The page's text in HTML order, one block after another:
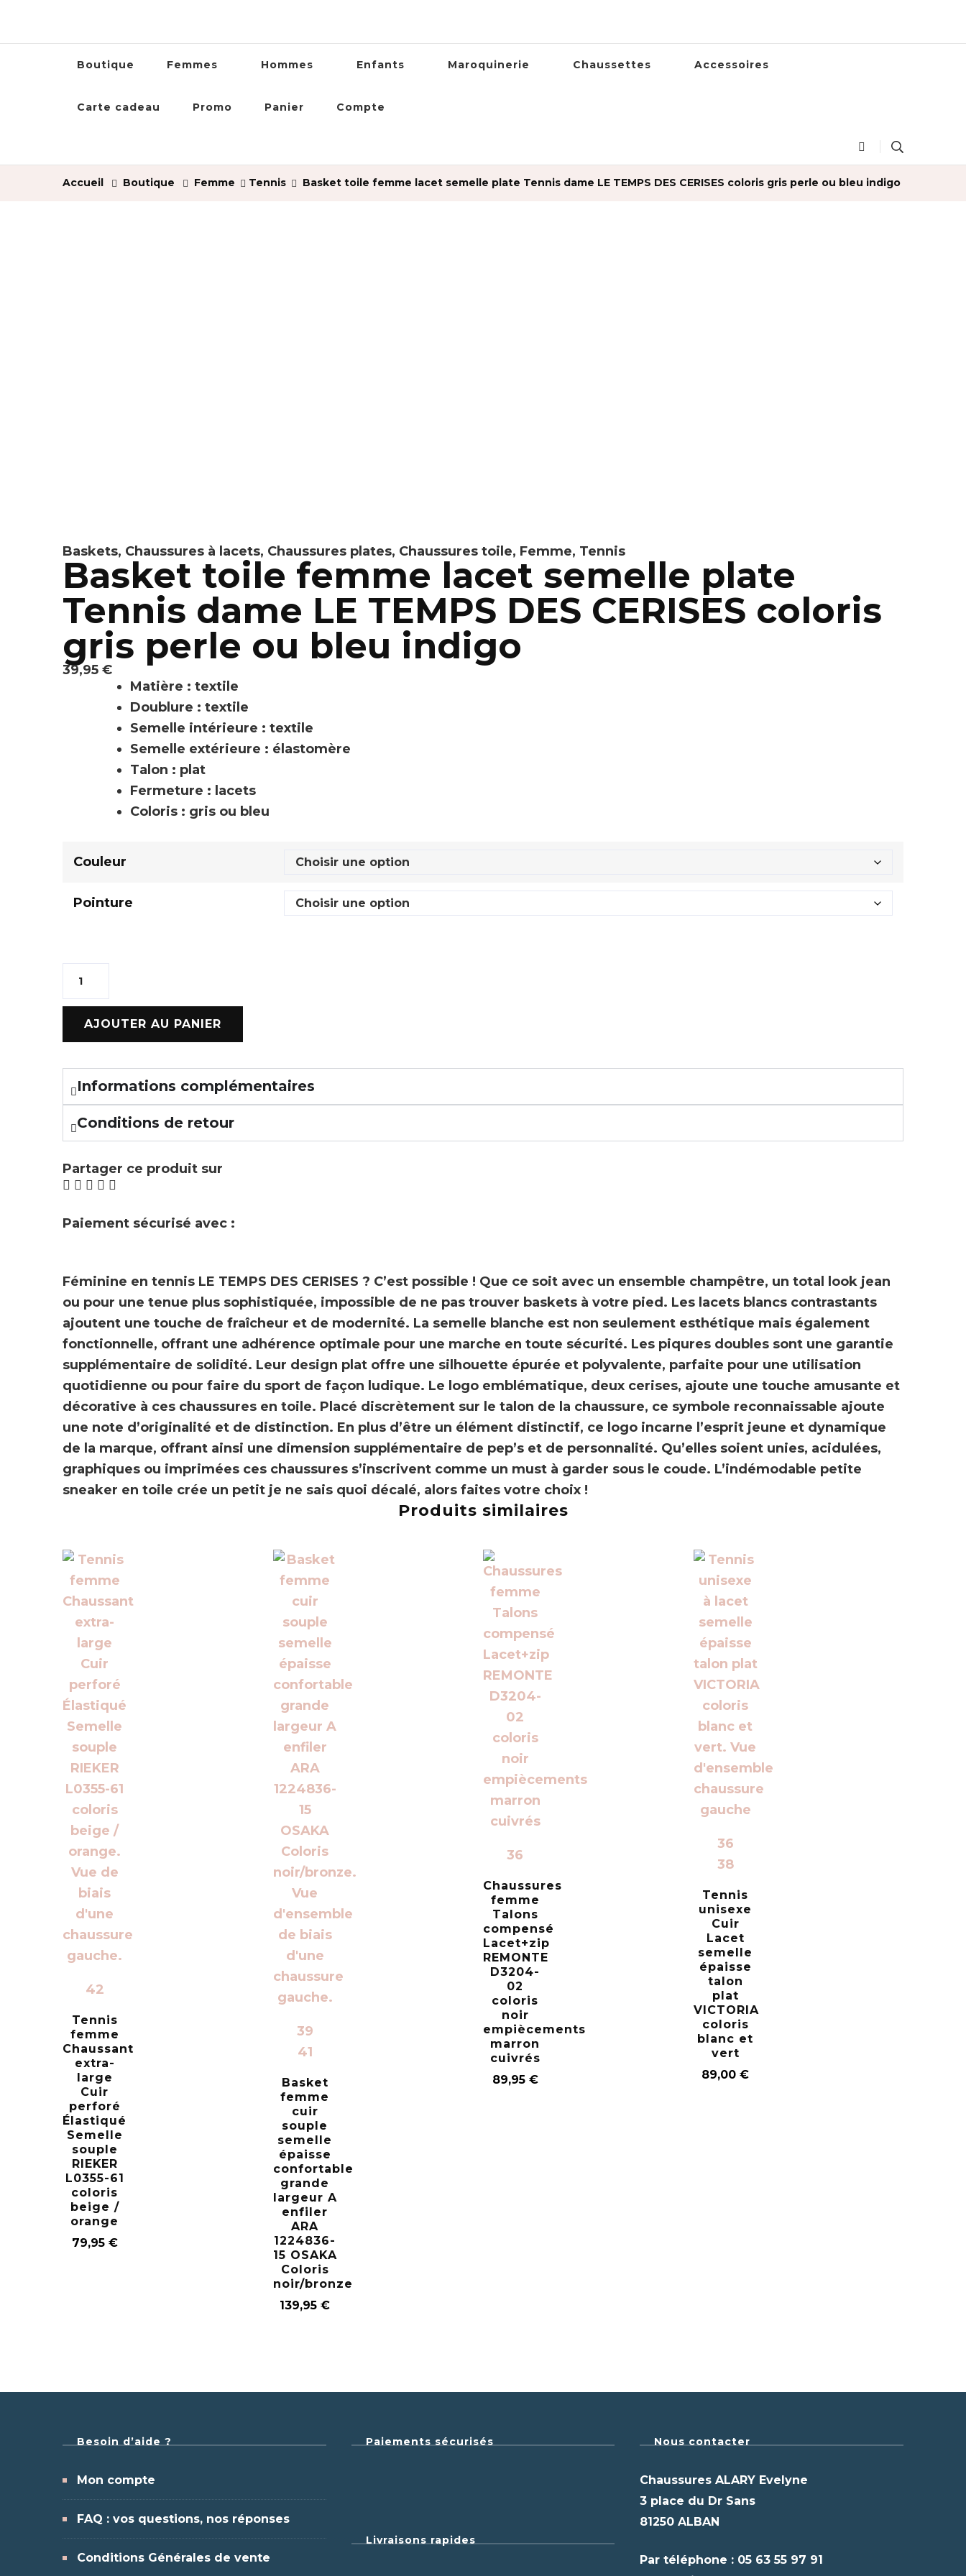
Boutique Femmes Hommes Enfants Maroquinerie Chaussettes Accessoires
Carte cadeau Promo Panier Compte
Accueil Boutique Femme Tennis Basket toile femme lacet semelle plate Tennis dame LE TEMPS DES CERISES coloris gris perle ou bleu indigo
Baskets, Chaussures à lacets, Chaussures plates, Chaussures toile, Femme, Tennis
Basket toile femme lacet semelle plate
Tennis dame LE TEMPS DES CERISES coloris
gris perle ou bleu indigo
39,95 €
Matière : textile
Doublure : textile
Semelle intérieure : textile
Semelle extérieure : élastomère
Talon : plat
Fermeture : lacets
Coloris : gris ou bleu
Couleur
Pointure
AJOUTER AU PANIER
Informations complémentaires
Conditions de retour
Partager ce produit sur
Paiement sécurisé avec :
Féminine en tennis LE TEMPS DES CERISES ? C’est possible ! Que ce soit avec un ensemble champêtre, un total look jean
ou pour une tenue plus sophistiquée, impossible de ne pas trouver baskets à votre pied . Les lacets blancs contrastants
ajoutent une touche de fraîcheur et de modernité. La semelle blanche est non seulement esthétique mais également
fonctionnelle, offrant une adhérence optimale pour une marche en toute sécurité. Les piqures doubles sont une garantie
supplémentaire de solidité. Leur design plat offre une silhouette épurée et polyvalente, parfaite pour une utilisation
quotidienne ou pour faire du sport de façon ludique. Le logo emblématique, deux cerises, ajoute une touche amusante et
décorative à ces chaussures en toile. Placé discrètement sur le talon de la chaussure, ce symbole reconnaissable ajoute
une note d’originalité et de distinction. En plus d’être un élément distinctif, ce logo incarne l’esprit jeune et dynamique
de la marque, offrant ainsi une dimension supplémentaire de pep’s et de personnalité. Qu’elles soient unies, acidulées,
graphiques ou imprimées ces chaussures s’inscrivent comme un must à garder sous le coude. L’indémodable petite
sneaker en toile crée un petit je ne sais quoi décalé, alors faites votre choix !
Produits similaires
42
Tennis
femme
Chaussant
extra-
large
Cuir
perforé
Élastiqué
Semelle
souple
RIEKER
L0355-61
coloris
beige /
orange
79,95 €
39
41
Basket
femme
cuir
souple
semelle
épaisse
confortable
grande
largeur A
enfiler
ARA
1224836-
15 OSAKA
Coloris
noir/bronze
139,95€
36
Chaussures
femme
Talons
compensé
Lacet+zip
REMONTE
D3204-
02
coloris
noir
empiècements
marron
cuivrés
89,95 €
36
38
Tennis
unisexe
Cuir
Lacet
semelle
épaisse
talon
plat
VICTORIA
coloris
blanc et
vert
89,00€
Besoin d’aide ?
Mon compte
FAQ : vos questions, nos réponses
Conditions Générales de vente
Paiements sécurisés
Livraisons rapides
Nous contacter
Chaussures ALARY Evelyne
3 place du Dr Sans
81250 ALBAN
Par téléphone : 05 63 55 97 91